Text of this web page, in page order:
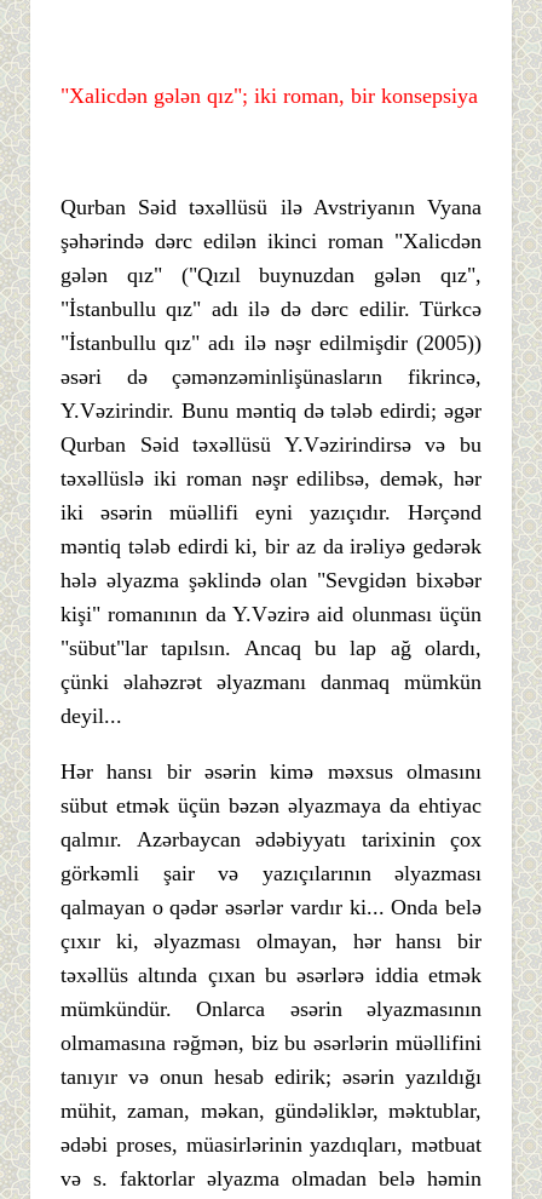
"Xalicdən gələn qız"; iki roman, bir konsepsiya
Qurban Səid təxəllüsü ilə Avstriyanın Vyana
şəhərində dərc edilən ikinci roman "Xalicdən
gələn qız" ("Qızıl buynuzdan gələn qız",
"İstanbullu qız" adı ilə də dərc edilir. Türkcə
"İstanbullu qız" adı ilə nəşr edilmişdir (2005))
əsəri də çəmənzəminlişünasların fikrincə,
Y.Vəzirindir. Bunu məntiq də tələb edirdi; əgər
Qurban Səid təxəllüsü Y.Vəzirindirsə və bu
təxəllüslə iki roman nəşr edilibsə, demək, hər
iki əsərin müəllifi eyni yazıçıdır. Hərçənd
məntiq tələb edirdi ki, bir az da irəliyə gedərək
hələ əlyazma şəklində olan "Sevgidən bixəbər
kişi" romanının da Y.Vəzirə aid olunması üçün
"sübut"lar tapılsın. Ancaq bu lap ağ olardı,
çünki əlahəzrət əlyazmanı danmaq mümkün
deyil...
Hər hansı bir əsərin kimə məxsus olmasını
sübut etmək üçün bəzən əlyazmaya da ehtiyac
qalmır. Azərbaycan ədəbiyyatı tarixinin çox
görkəmli şair və yazıçılarının əlyazması
qalmayan o qədər əsərlər vardır ki... Onda belə
çıxır ki, əlyazması olmayan, hər hansı bir
təxəllüs altında çıxan bu əsərlərə iddia etmək
mümkündür. Onlarca əsərin əlyazmasının
olmamasına rəğmən, biz bu əsərlərin müəllifini
tanıyır və onun hesab edirik; əsərin yazıldığı
mühit, zaman, məkan, gündəliklər, məktublar,
ədəbi proses, müasirlərinin yazdıqları, mətbuat
və s. faktorlar əlyazma olmadan belə həmin